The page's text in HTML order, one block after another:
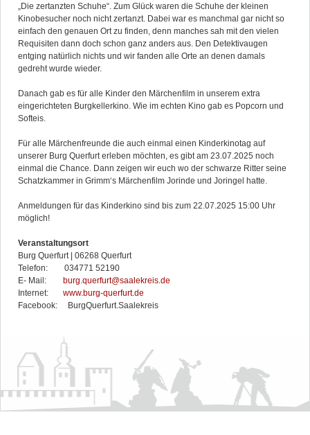
„Die zertanzten Schuhe“. Zum Glück waren die Schuhe der kleinen
Kinobesucher noch nicht zertanzt. Dabei war es manchmal gar nicht so
einfach den genauen Ort zu finden, denn manches sah mit den vielen
Requisiten dann doch schon ganz anders aus. Den Detektivaugen
entging natürlich nichts und wir fanden alle Orte an denen damals
gedreht wurde wieder.
Danach gab es für alle Kinder den Märchenfilm in unserem extra
eingerichteten Burgkellerkino. Wie im echten Kino gab es Popcorn und
Softeis.
Für alle Märchenfreunde die auch einmal einen Kinderkinotag auf
unserer Burg Querfurt erleben möchten, es gibt am 23.07.2025 noch
einmal die Chance. Dann zeigen wir euch wo der schwarze Ritter seine
Schatzkammer in Grimm‘s Märchenfilm Jorinde und Joringel hatte.
Anmeldungen für das Kinderkino sind bis zum 22.07.2025 15:00 Uhr
möglich!
Veranstaltungsort
Burg Querfurt | 06268 Querfurt
Telefon: 034771 52190
E- Mail: burg.querfurt@saalekreis.de
Internet: www.burg-querfurt.de
Facebook: BurgQuerfurt.Saalekreis